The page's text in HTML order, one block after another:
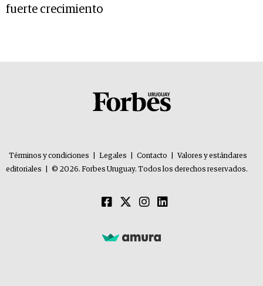
fuerte crecimiento
Términos y condiciones Legales Contacto
Valores y estándares
editoriales
© 2026. Forbes Uruguay. Todos los derechos reservados.